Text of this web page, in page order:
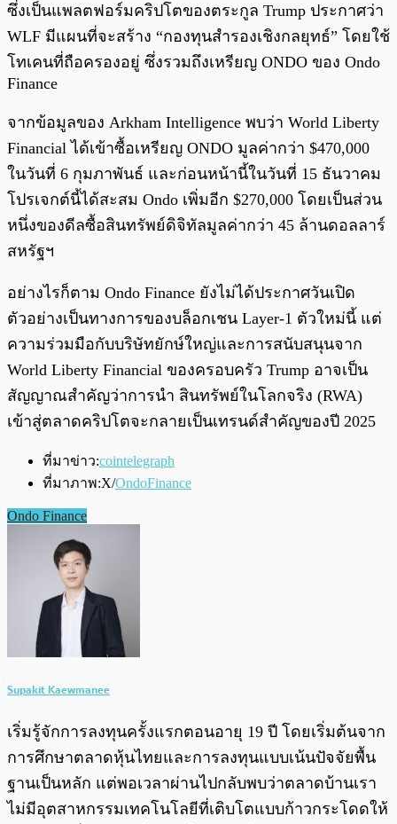
ซึ่งเป็นแพลตฟอร์มคริปโตของตระกูล Trump ประกาศว่า
WLF มีแผนที่จะสร้าง “กองทุนสำรองเชิงกลยุทธ์” โดยใช้
โทเคนที่ถือครองอยู่ ซึ่งรวมถึงเหรียญ ONDO ของ Ondo
Finance
จากข้อมูลของ Arkham Intelligence พบว่า World Liberty
Financial ได้เข้าซื้อเหรียญ ONDO มูลค่ากว่า $470,000
ในวันที่ 6 กุมภาพันธ์ และก่อนหน้านี้ในวันที่ 15 ธันวาคม
โปรเจกต์นี้ได้สะสม Ondo เพิ่มอีก $270,000 โดยเป็นส่วน
หนึ่งของดีลซื้อสินทรัพย์ดิจิทัลมูลค่ากว่า 45 ล้านดอลลาร์
สหรัฐฯ
อย่างไรก็ตาม Ondo Finance ยังไม่ได้ประกาศวันเปิด
ตัวอย่างเป็นทางการของบล็อกเชน Layer-1 ตัวใหม่นี้ แต่
ความร่วมมือกับบริษัทยักษ์ใหญ่และการสนับสนุนจาก
World Liberty Financial ของครอบครัว Trump อาจเป็น
สัญญาณสำคัญว่าการนำ สินทรัพย์ในโลกจริง (RWA)
เข้าสู่ตลาดคริปโตจะกลายเป็นเทรนด์สำคัญของปี 2025
ที่มาข่าว:cointelegraph
ที่มาภาพ:X/OndoFinance
Ondo Finance
Supakit Kaewmanee
เริ่มรู้จักการลงทุนครั้งแรกตอนอายุ 19 ปี โดยเริ่มต้นจาก
การศึกษาตลาดหุ้นไทยและการลงทุนแบบเน้นปัจจัยพื้น
ฐานเป็นหลัก แต่พอเวลาผ่านไปกลับพบว่าตลาดบ้านเรา
ไม่มีอุตสาหกรรมเทคโนโลยีที่เติบโตแบบก้าวกระโดดให้